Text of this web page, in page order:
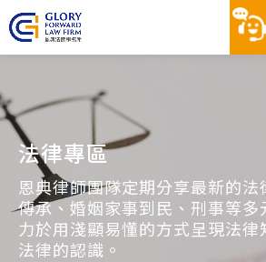
法律專區
恩典律師團隊定期分享最新的法
傳承、婚姻家事到民、刑事等多
力於用淺顯易懂的方式呈現法
法律的認識。